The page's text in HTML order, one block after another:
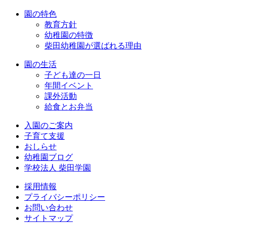
園の特色
教育方針
幼稚園の特徴
柴田幼稚園が選ばれる理由
園の生活
子ども達の一日
年間イベント
課外活動
給食とお弁当
入園のご案内
子育て支援
おしらせ
幼稚園ブログ
学校法人 柴田学園
採用情報
プライバシーポリシー
お問い合わせ
サイトマップ